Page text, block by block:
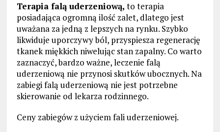
Terapia falą uderzeniową, to terapia
posiadająca ogromną ilość zalet, dlatego jest
uważana za jedną z lepszych na rynku. Szybko
likwiduje uporczywy ból, przyspiesza regenerację
tkanek miękkich niwelując stan zapalny. Co warto
zaznaczyć, bardzo ważne, leczenie falą
uderzeniową nie przynosi skutków ubocznych. Na
zabiegi falą uderzeniową nie jest potrzebne
skierowanie od lekarza rodzinnego.
Ceny zabiegów z użyciem fali uderzeniowej.